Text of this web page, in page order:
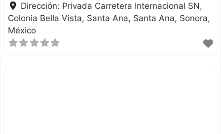
Dirección: Privada Carretera Internacional SN,
Colonia Bella Vista, Santa Ana Santa Ana Sonora
México